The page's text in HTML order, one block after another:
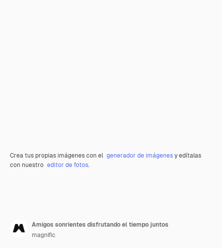
Crea tus propias imágenes con el generador de imágenesy edítalas
con nuestro editor de fotos.
Amigos sonrientes disfrutando el tiempo juntos
magnific